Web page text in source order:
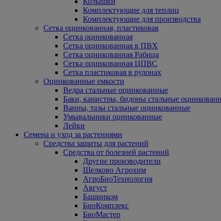
Комплектующие для теплиц
Комплектующие для производства
Сетка оцинкованная, пластиковая
Сетка оцинкованная
Сетка оцинкованная в ПВХ
Сетка оцинкованная Рабица
Сетка оцинкованная ЦПВС
Сетка пластиковая в рулонах
Оцинкованные емкости
Ведра стальные оцинкованные
Баки, канистры, бидоны стальные
Ванны, тазы стальные оцинкованные
Умывальники оцинкованные
Лейки
Семена и уход за растениями
Средства защиты для растений
Средства от болезней растений
Другие производители
Щелково Агрохим
АгроБиоТехнология
Август
Башинком
БиоКомплекс
БиоМастер